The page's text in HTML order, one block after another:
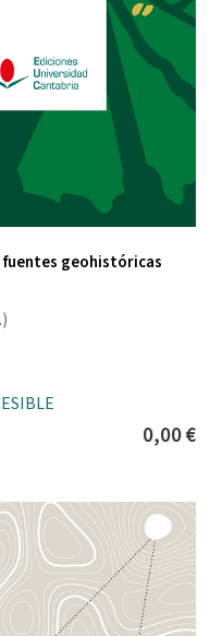
fuentes geohistóricas
0,00 €